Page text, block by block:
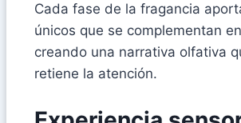
Cada fase de la fragancia
únicos que se complementan
creando una narrativa olfativa
retiene la atención.